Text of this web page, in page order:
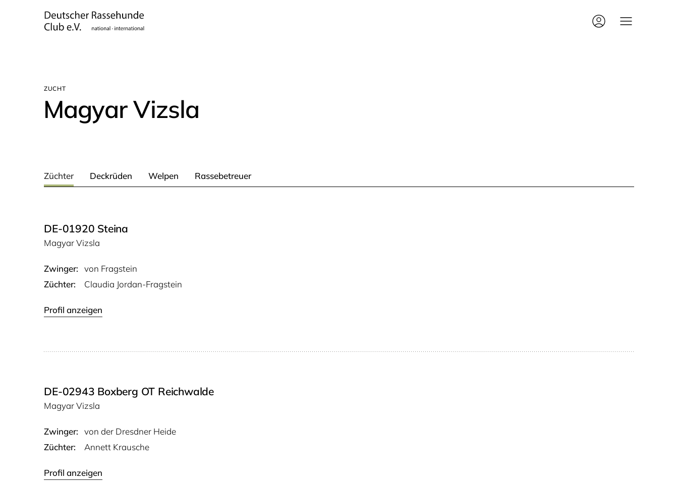
ZUCHT
Magyar Viz­sla
Züchter Deckrüden Welpen Rassebetreuer
DE-01920 Steina
Magyar Vizsla
Zwinger:
von Frag­stein
Züchter:
Claudia Jordan-Fragstein
Profil anzeigen
DE-02943 Boxberg OT Reichwalde
Magyar Vizsla
Zwinger:
von der Dresd­ner Heide
Züchter:
Annett Krausche
Profil anzeigen